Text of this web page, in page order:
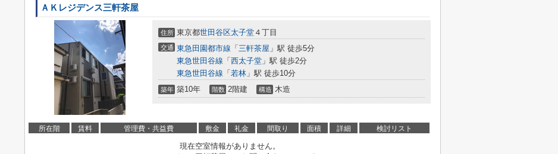
ＡＫレジデンス三軒茶屋
住所 東京都世田谷区太子堂 ４丁目
交通 東急田園都市線 「 三軒茶屋 」駅 徒歩5分
東急世田谷線 「 西太子堂 」駅 徒歩2分
東急世田谷線 「 若林 」駅 徒歩10分
築年 築10年 階数 2階建 構造 木造
所在階 賃料 管理費・共益費 敷金 礼金 間取り 面積 詳細 検討リスト
現在空室情報がありません。